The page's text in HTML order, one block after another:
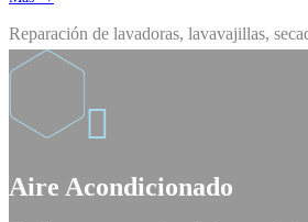
Reparación de lavadoras, lavavajillas,

Aire Acondicionado